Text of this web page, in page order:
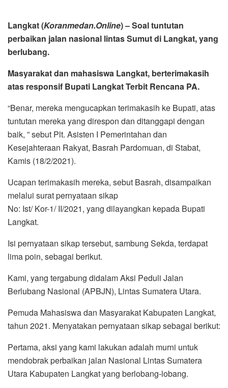
Langkat (Koranmedan.Online) – Soal tuntutan
perbaikan jalan nasional lintas Sumut di Langkat, yang
berlubang.
Masyarakat dan mahasiswa Langkat, berterimakasih
atas responsif Bupati Langkat Terbit Rencana PA.
“Benar, mereka mengucapkan terimakasih ke Bupati, atas
tuntutan mereka yang direspon dan ditanggapi dengan
baik, ” sebut Plt. Asisten I Pemerintahan dan
Kesejahteraan Rakyat, Basrah Pardomuan, di Stabat,
Kamis (18/2/2021).
Ucapan terimakasih mereka, sebut Basrah, disampaikan
melalui surat pernyataan sikap
No: Ist/ Kor-1/ II/2021, yang dilayangkan kepada Bupati
Langkat.
Isi pernyataan sikap tersebut, sambung Sekda, terdapat
lima poin, sebagai berikut.
Kami, yang tergabung didalam Aksi Peduli Jalan
Berlubang Nasional (APBJN), Lintas Sumatera Utara.
Pemuda Mahasiswa dan Masyarakat Kabupaten Langkat,
tahun 2021. Menyatakan pernyataan sikap sebagai berikut:
Pertama, aksi yang kami lakukan adalah murni untuk
mendobrak perbaikan jalan Nasional Lintas Sumatera
Utara Kabupaten Langkat yang berlobang-lobang.